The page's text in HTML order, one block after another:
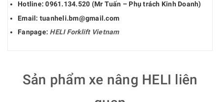
Hotline: 0961.134.520 (Mr Tuấn – Phụ trách Kinh Doanh)
Email: tuanheli.bm@gmail.com
Fanpage: HELI Forklift Vietnam
Sản phẩm xe nâng HELI liên